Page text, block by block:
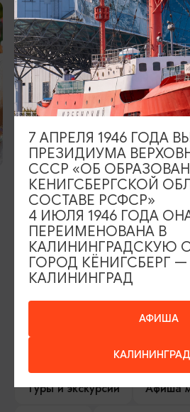
ОТ 2500₽
КОНЦЕРТЫ
RADIO TAPOK
04.09.2026, 20:00
Калининград, РК «Резиденция
королей»
ИЩИТЕ ТАКЖЕ НА
Серебряное ожерелье
Туры и экскурсии
Афиша
АФИША
7 АПРЕЛЯ 1946 ГОДА
ПРЕЗИДИУМА
СССР «ОБ
КЕНИГСБЕРГСКОЙ
СОСТАВЕ РСФСР»
4 ИЮЛЯ 1946 ГОДА
ПЕРЕИМЕНОВАНА В
КАЛИНИНГРАДСКУЮ
ГОРОД КЁНИГСБЕРГ —
КАЛИНИНГРАД